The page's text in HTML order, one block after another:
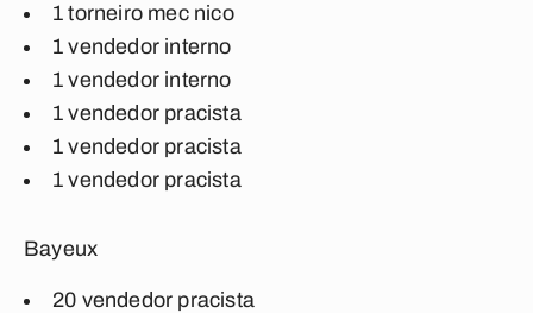
1 torneiro mec nico
1 vendedor interno
1 vendedor interno
1 vendedor pracista
1 vendedor pracista
1 vendedor pracista
Bayeux
20 vendedor pracista